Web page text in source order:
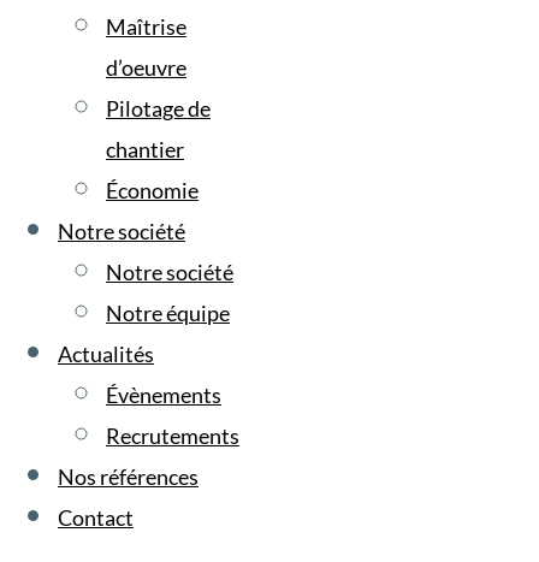
Maîtrise
d’oeuvre
Pilotage de
chantier
Économie
Notre société
Notre société
Notre équipe
Actualités
Évènements
Recrutements
Nos références
Contact